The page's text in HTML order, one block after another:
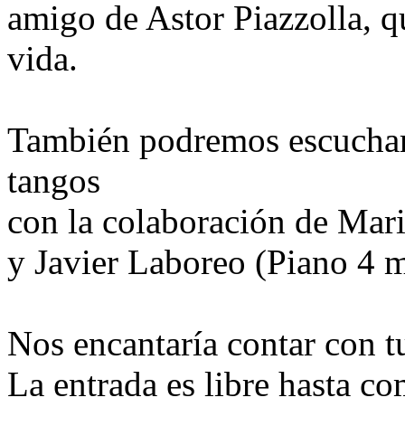
amigo de Astor Piazzolla,
vida.
También podremos
tangos
con la colaboración de
y Javier Laboreo (Piano 4
Nos encantaría contar con
La entrada es libre hasta